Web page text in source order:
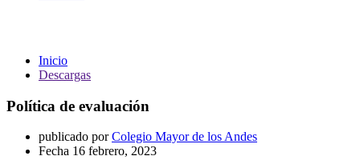
Inicio
Descargas
Política de evaluación
publicado por Colegio Mayor de los Andes
Fecha 16 febrero, 2023